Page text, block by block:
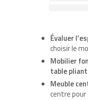
Évaluer
choisir le
Mobilier
table
Meuble
centre pour